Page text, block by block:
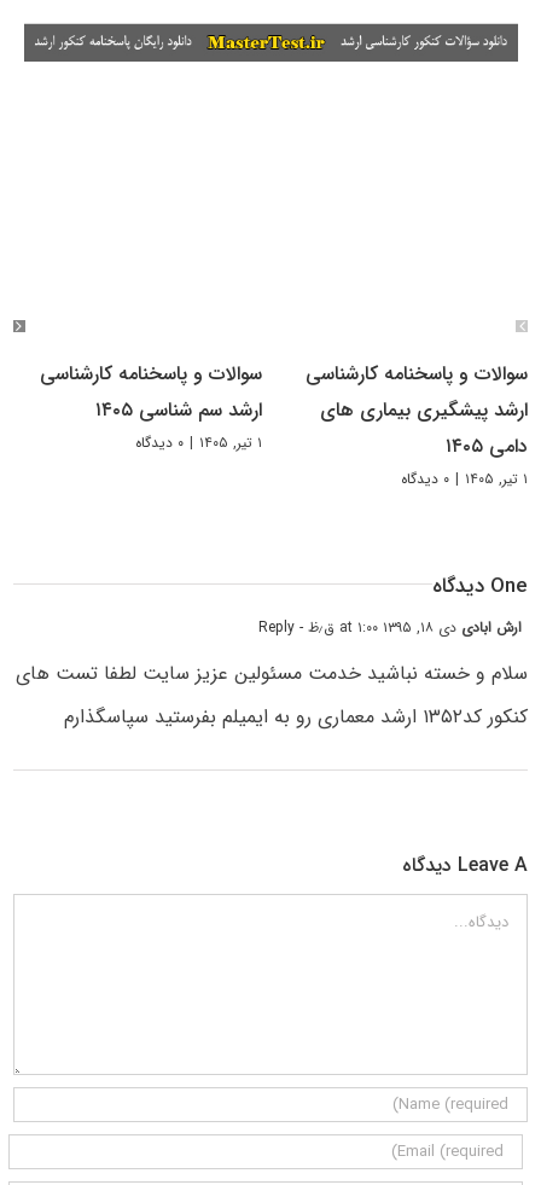
سوالات و پاسخنامه کارشناسی
ارشد پیشگیری بیماری های
دامی ۱۴۰۵
۱ تیر, ۱۴۰۵ | ۰ دیدگاه
سوالات و پاسخنامه کارشناسی
ارشد سم شناسی ۱۴۰۵
۱ تیر, ۱۴۰۵ | ۰ دیدگاه
One دیدگاه
ارش ابادی دی ۱۸, ۱۳۹۵ at ۱:۰۰ ق٫ظ - Reply
سلام و خسته نباشید خدمت مسئولین عزیز سایت لطفا تست های
کنکور کد۱۳۵۲ ارشد معماری رو به ایمیلم بفرستید سپاسگذارم
Leave A دیدگاه
دیدگاه